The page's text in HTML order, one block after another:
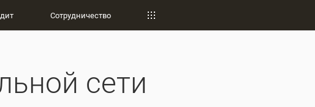
Сотрудничество
сети